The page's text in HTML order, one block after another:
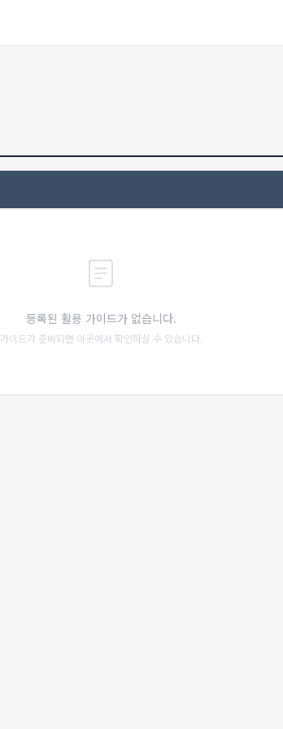
등록된 활용 가이드가 없습니다.
가이드가 준비되면 이곳에서 확인하실 수 있습니다.